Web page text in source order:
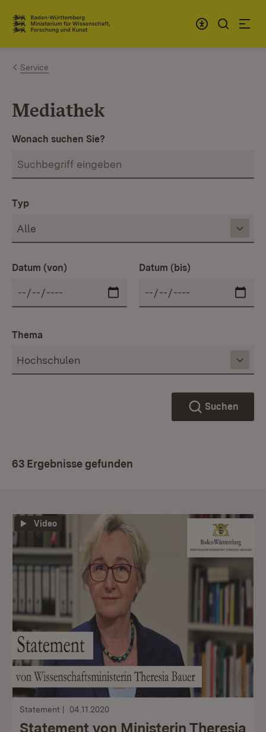
Zum Inhalt springen
Link zur Startseite
Service
Mediathek
Wonach suchen Sie?
Typ
Datum (von) Datum (bis)
Thema
Suchen
63 Ergebnisse gefunden
Video
Statement 04.11.2020
Statement von Ministerin Theresia